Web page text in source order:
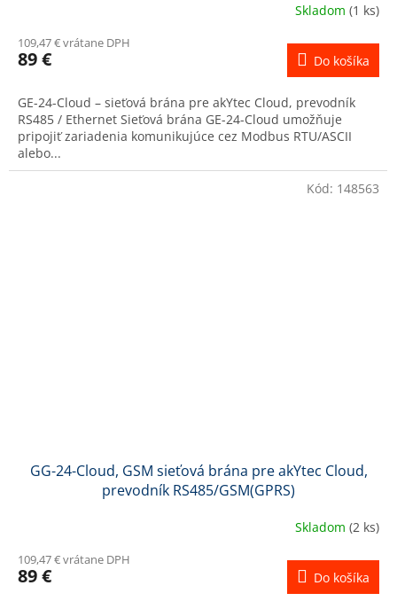
Skladom (1 ks)
109,47 € vrátane DPH
89 € Do košíka
GE-24-Cloud – sieťová brána pre akYtec Cloud, prevodník
RS485 / Ethernet Sieťová brána GE-24-Cloud umožňuje
pripojiť zariadenia komunikujúce cez Modbus RTU/ASCII
alebo...
GG-24-Cloud, GSM sieťová brána pre akYtec Cloud,
prevodník RS485/GSM(GPRS)
Skladom (2 ks)
109,47 € vrátane DPH
89 € Do košíka
Kód: 148563